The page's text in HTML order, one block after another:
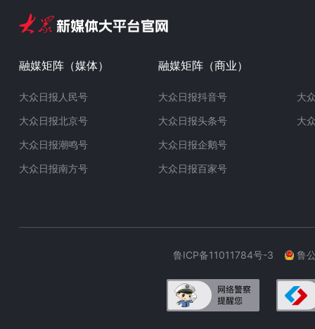
融媒矩阵（媒体）
大众日报人民号
大众日报北京号
大众日报潮鸣号
大众日报南方号
融媒矩阵（商业）
大众日报抖音号
大众日报头条号
大众日报企鹅号
大众日报百家号
大
大
鲁ICP备11011784号-3 鲁